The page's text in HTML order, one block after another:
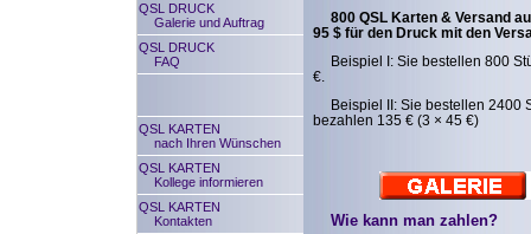
QSL DRUCK
Galerie und Auftrag
QSL DRUCK
FAQ
QSL KARTEN
nach Ihren Wünschen
QSL KARTEN
Kollege informieren
QSL KARTEN
Kontakten
800 QSL Karten & Versand
95 $ für den Druck mit den
Beispiel I: Sie bestellen 800
€.
Beispiel II: Sie bestellen 2400
bezahlen 135 € (3 × 45 €)
Wie kann man zahlen?